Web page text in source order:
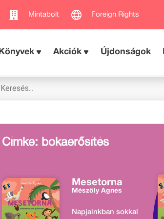
Mintabolt Foreign Rights
Könyvek Akciók Újdonságok
Címke: bokaerősítés
Mesetorna
Mészöly Ágnes
Napjainkban sokkal